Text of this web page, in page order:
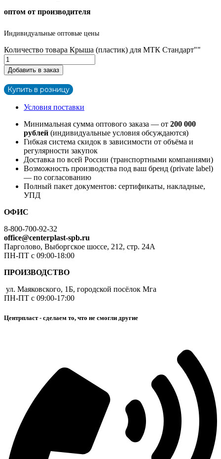
оптом от производителя
Индивидуальные оптовые цены
Количество товара Крыша (пластик) для МТК Стандарт""
Добавить в заказ
Купить в розницу
Условия поставки
Минимальная сумма оптового заказа — от 200 000
рублей (индивидуальные условия обсуждаются)
Гибкая система скидок в зависимости от объёма и
регулярности закупок
Доставка по всей России (транспортными компаниями)
Возможность производства под ваш бренд (private label)
— по согласованию
Полный пакет документов: сертификаты, накладные,
УПД
ОФИС
8-800-700-92-32
office@centerplast-spb.ru
Парголово, Выборгское шоссе, 212, стр. 24А
ПН-ПТ с 09:00-18:00
ПРОИЗВОДСТВО
ул. Маяковского, 1Б, городской посёлок Мга
ПН-ПТ с 09:00-17:00
Центрпласт - сделаем то, что не смогли другие